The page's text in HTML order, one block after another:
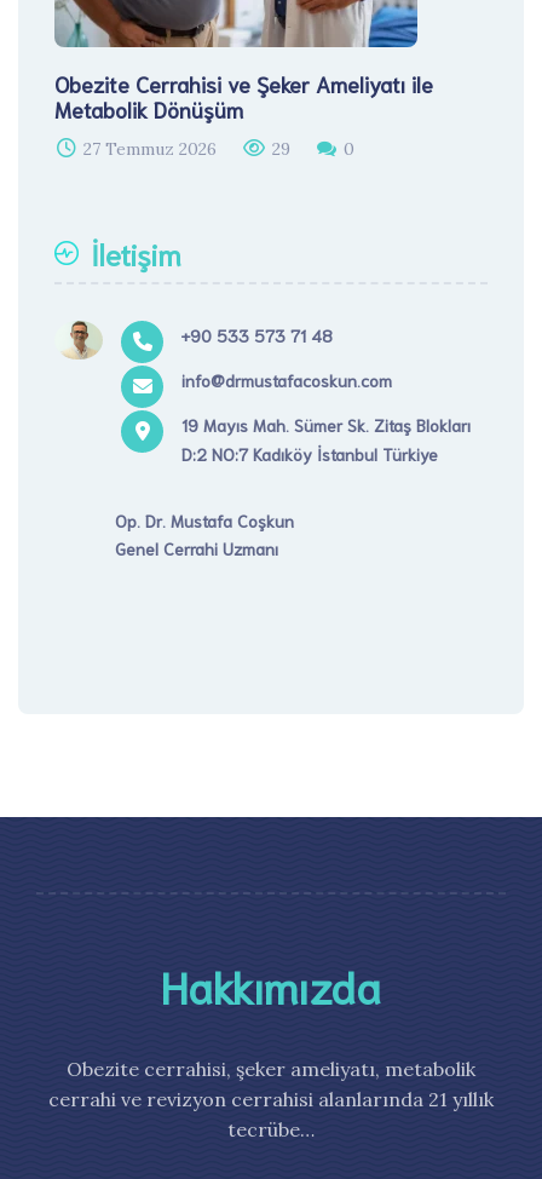
Obezite Cerrahisi ve Şeker Ameliyatı ile
Metabolik Dönüşüm
27 Temmuz 2026 29 0
İletişim
+90 533 573 71 48
info@drmustafacoskun.com
19 Mayıs Mah. Sümer Sk. Zitaş Blokları
D:2 NO:7 Kadıköy İstanbul Türkiye
Op. Dr. Mustafa Coşkun
Genel Cerrahi Uzmanı
Hakkımızda
Obezite cerrahisi, şeker ameliyatı, metabolik
cerrahi ve revizyon cerrahisi alanlarında 21 yıllık
tecrübe…